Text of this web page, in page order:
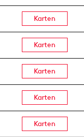
Karten
Karten
Karten
Karten
Karten